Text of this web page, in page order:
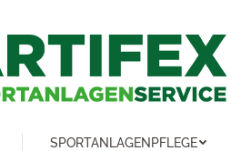
SPORTANLAGENPFLEGE